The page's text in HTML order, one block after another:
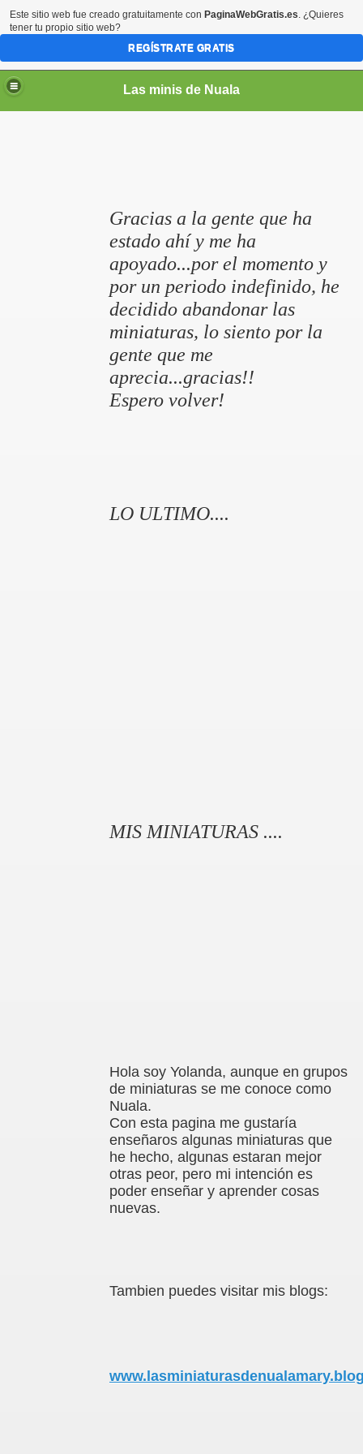
Las minis de Nuala
Gracias a la gente que ha
estado ahí y me ha
apoyado...por el momento y
por un periodo indefinido, he
decidido abandonar las
miniaturas, lo siento por la
gente que me
aprecia...gracias!!
Espero volver!
LO ULTIMO....
MIS MINIATURAS ....
Hola soy Yolanda, aunque en grupos
de miniaturas se me conoce como
Nuala.
Con esta pagina me gustaría
enseñaros algunas miniaturas que
he hecho, algunas estaran mejor
otras peor, pero mi intención es
poder enseñar y aprender cosas
nuevas.
Tambien puedes visitar mis blogs:
Este sitio web fue creado gratuitamente con PaginaWebGratis.es. ¿Quieres
tener tu propio sitio web?
REGÍSTRATE GRATIS